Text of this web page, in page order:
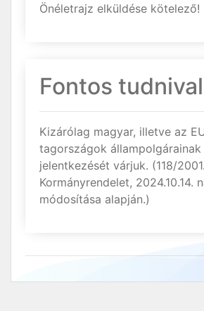
Önéletrajz elküldése kötelező!
Fontos
Kizárólag magyar, illetve az
tagországok állampolgárainak
jelentkezését várjuk. (118/
Kormányrendelet, 2024.10.14.
módosítása alapján.)